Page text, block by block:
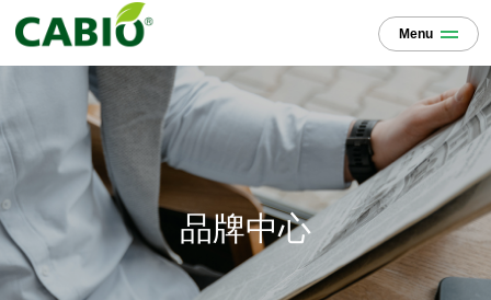
Menu
品牌中心